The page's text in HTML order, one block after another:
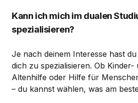
Kann ich mich im dualen
spezialisieren?
Je nach deinem Interesse hast
dich zu spezialisieren. Ob
Altenhilfe oder Hilfe für
– du kannst wählen, was am